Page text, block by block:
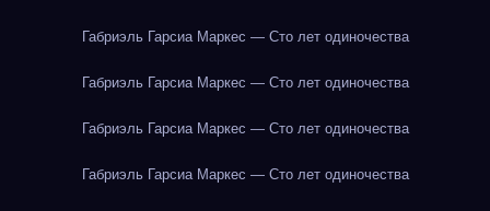
Габриэль Гарсиа Маркес — Сто лет одиночества
Габриэль Гарсиа Маркес — Сто лет одиночества
Габриэль Гарсиа Маркес — Сто лет одиночества
Габриэль Гарсиа Маркес — Сто лет одиночества